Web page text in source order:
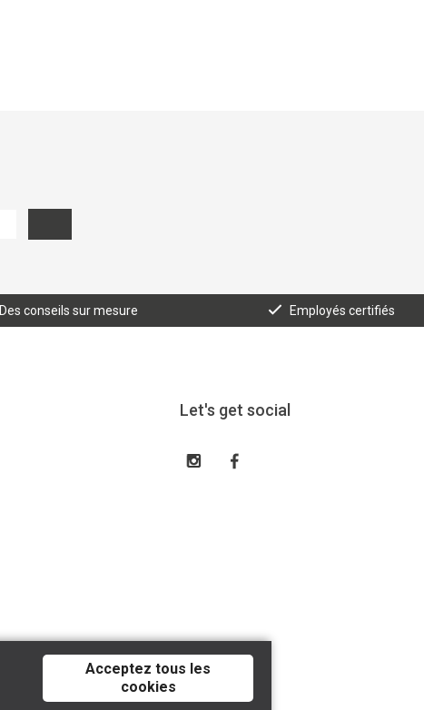
Des conseils sur mesure Employés certifiés
Let's get social
Acceptez tous les
cookies